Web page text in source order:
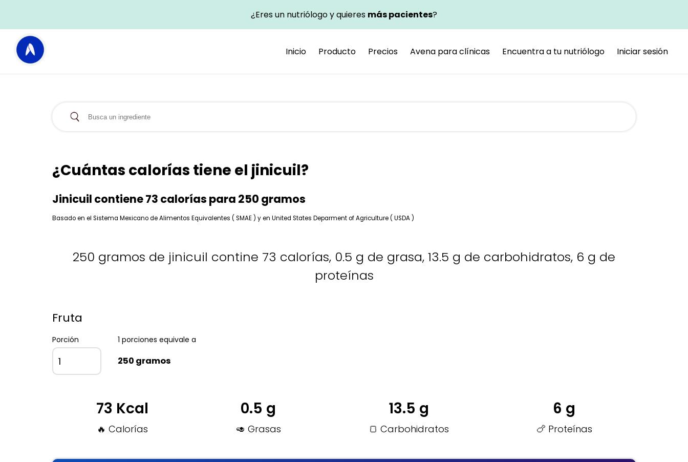
¿Eres un nutriólogo y quieres más pacientes?
Inicio Producto Precios Avena para clínicas Encuentra a tu nutriólogo Iniciar sesión
¿Cuántas calorías tiene el jinicuil?
Jinicuil contiene 73 calorías para 250 gramos
Basado en el Sistema Mexicano de Alimentos Equivalentes ( SMAE ) y en United States Deparment of Agriculture ( USDA )
250 gramos de jinicuil contine 73 calorías, 0.5 g de grasa, 13.5 g de carbohidratos, 6 g de
proteínas
Fruta
Porción 1 porciones equivale a
250 gramos
73 Kcal
🔥 Calorías
0.5 g
🥑 Grasas
13.5 g
🍞 Carbohidratos
6 g
🍗 Proteínas